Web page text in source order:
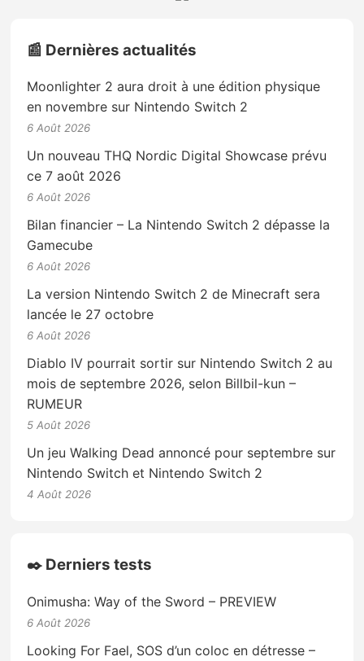
📰 Dernières actualités
Moonlighter 2 aura droit à une édition physique
en novembre sur Nintendo Switch 2
6 Août 2026
Un nouveau THQ Nordic Digital Showcase prévu
ce 7 août 2026
6 Août 2026
Bilan financier – La Nintendo Switch 2 dépasse la
Gamecube
6 Août 2026
La version Nintendo Switch 2 de Minecraft sera
lancée le 27 octobre
6 Août 2026
Diablo IV pourrait sortir sur Nintendo Switch 2 au
mois de septembre 2026, selon Billbil-kun –
RUMEUR
5 Août 2026
Un jeu Walking Dead annoncé pour septembre sur
Nintendo Switch et Nintendo Switch 2
4 Août 2026
✒️ Derniers tests
Onimusha: Way of the Sword – PREVIEW
6 Août 2026
Looking For Fael, SOS d’un coloc en détresse –